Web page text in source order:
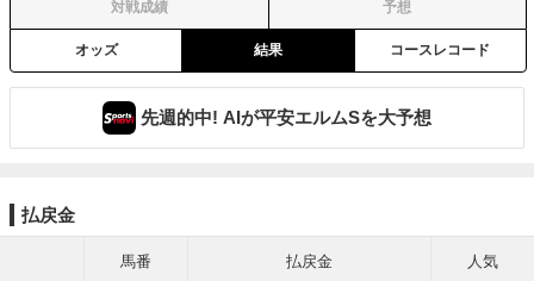
対戦成績 予想
オッズ 結果 コースレコード
先週的中! AIが平安エルムSを大予想
払戻金
馬番 払戻金 人気